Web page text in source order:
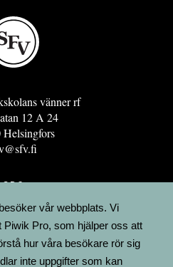
vänner rf
12 A 24
Helsingfors
GRO
FINLAND
vår webbplats. Vi
Pro, som hjälper oss att
hur våra besökare rör sig
inte uppgifter som kan